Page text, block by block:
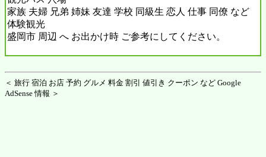
家族 夫婦 兄弟 姉妹 友達 学校 同級生 恋人 仕事 同僚 など
体験観光
盛岡市 周辺 へ お出かけ時 ご参考にしてください。
＜ 旅行 宿泊 お店 予約 グルメ 料金 割引 値引き クーポン など Google
AdSense 情報 ＞